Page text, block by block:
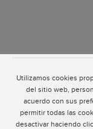
Utilizamos cookies
del sitio web,
acuerdo con sus
permitir todas las
desactivar haciendo
ATENCIÓN AL
POLÍTICA DE
TÉRMINOS Y